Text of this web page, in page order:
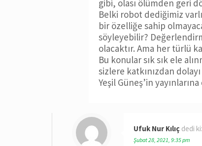
gibi, olası ölümden geri
Belki robot dediğimiz
bir özelliğe sahip
söyleyebilir?
olacaktır. Ama her türlü
Bu konular sık sık ele
sizlere katkınızdan
Yeşil Güneş’in
Ufuk Nur Kılıç dedi ki:
Şubat 28, 2021, 9:35 pm